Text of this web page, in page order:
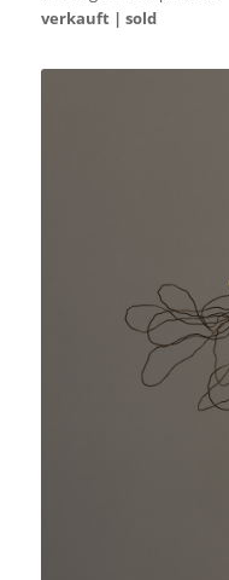
verkauft | sold